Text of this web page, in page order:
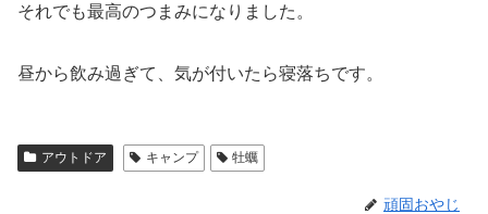
それでも最高のつまみになりました。
昼から飲み過ぎて、気が付いたら寝落ちです。
アウトドア キャンプ 牡蠣
頑固おやじ